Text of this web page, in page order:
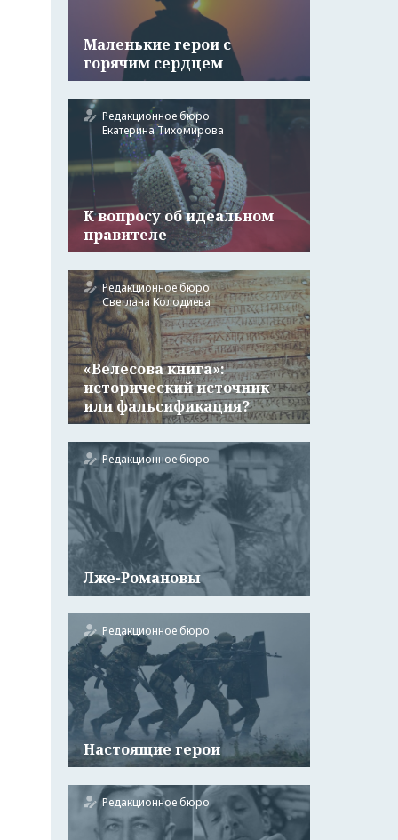
Маленькие герои с
горячим сердцем
Редакционное бюро
Екатерина Тихомирова
К вопросу об идеальном
правителе
Редакционное бюро
Светлана Колодиева
«Велесова книга»:
исторический источник
или фальсификация?
Редакционное бюро
Лже-Романовы
Редакционное бюро
Настоящие герои
Редакционное бюро